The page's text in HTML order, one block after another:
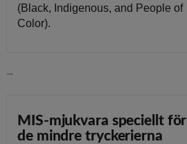
(Black, Indigenous, and People of
Color).
MIS-mjukvara speciellt för
de mindre tryckerierna